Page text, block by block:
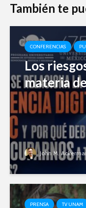
También te
CONFERENCIAS
Los
materia
John M.
PRENSA TV UNAM